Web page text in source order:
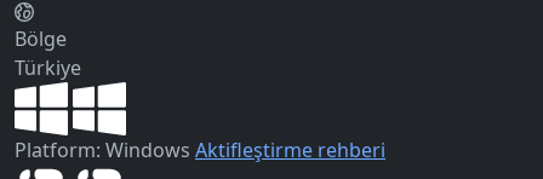
Bölge
Türkiye
Platform: Windows Aktifleştirme rehberi